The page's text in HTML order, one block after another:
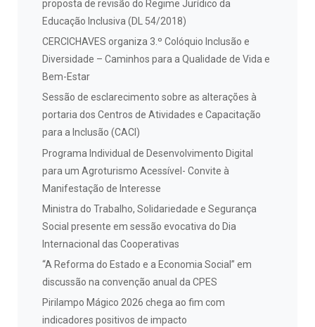
proposta de revisão do Regime Jurídico da
Educação Inclusiva (DL 54/2018)
CERCICHAVES organiza 3.º Colóquio Inclusão e
Diversidade – Caminhos para a Qualidade de Vida e
Bem-Estar
Sessão de esclarecimento sobre as alterações à
portaria dos Centros de Atividades e Capacitação
para a Inclusão (CACI)
Programa Individual de Desenvolvimento Digital
para um Agroturismo Acessível- Convite à
Manifestação de Interesse
Ministra do Trabalho, Solidariedade e Segurança
Social presente em sessão evocativa do Dia
Internacional das Cooperativas
“A Reforma do Estado e a Economia Social” em
discussão na convenção anual da CPES
Pirilampo Mágico 2026 chega ao fim com
indicadores positivos de impacto